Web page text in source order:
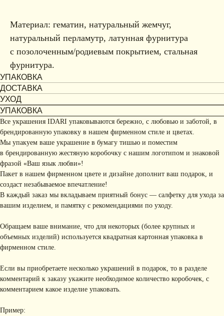
Материал: гематин, натуральный жемчуг,
натуральный перламутр, латунная фурнитура
с позолоченным/родиевым покрытием, стальная
фурнитура.
УПАКОВКА
ДОСТАВКА
УХОД
УПАКОВКА
Все украшения IDARI упаковываются бережно, с любовью и заботой, в
брендированную упаковку в нашем фирменном стиле и цветах.
Мы упакуем ваше украшение в бумагу тишью и поместим
в брендированную жестяную коробочку с нашим логотипом и знаковой
фразой «Ваш язык любви»!
Пакет в нашем фирменном цвете и дизайне дополнит ваш подарок, и
создаст незабываемое впечатление!
В каждый заказ мы вкладываем приятный бонус — салфетку для ухода за
вашим изделием, и памятку с рекомендациями по уходу.
Обращаем ваше внимание, что для некоторых (более крупных и
объемных изделий) используется квадратная картонная упаковка в
фирменном стиле.
Если вы приобретаете несколько украшений в подарок, то в разделе
комментарий к заказу укажите необходимое количество коробочек, с
комментарием какое изделие упаковать.
Пример: